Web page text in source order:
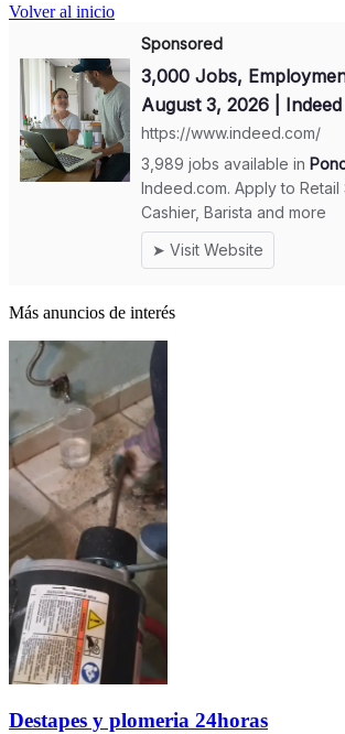
Volver al inicio
Más anuncios de interés
Destapes y plomeria 24horas